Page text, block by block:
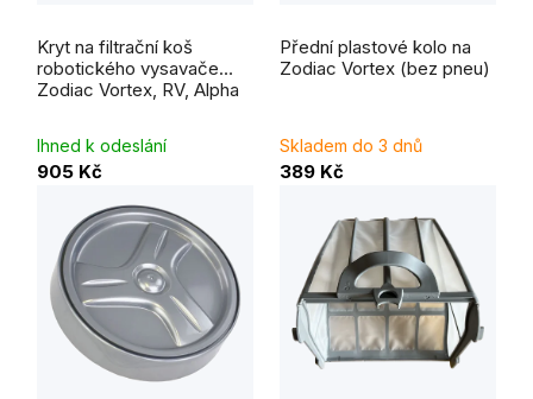
Kryt na filtrační koš
robotického vysavače
Zodiac Vortex, RV, Alpha
hodnocení
produktu
je
5,0
z
Ihned k odeslání
905 Kč
Přední plastové kolo na
Zodiac Vortex (bez pneu)
Skladem do 3 dnů
389 Kč